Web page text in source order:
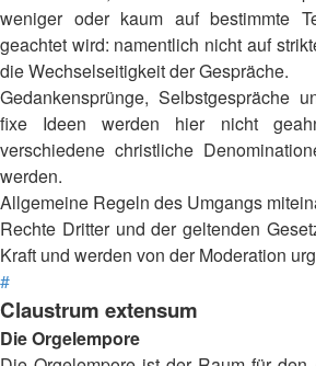
weniger oder kaum auf bestimmte
geachtet wird: namentlich nicht auf
die Wechselseitigkeit der Gespräche.
Gedankensprünge, Selbstgespräche
fixe Ideen werden hier nicht
verschiedene christliche
werden.
Allgemeine Regeln des Umgangs
Rechte Dritter und der geltenden
Kraft und werden von der Moderation
#
Claustrum extensum
Die Orgelempore